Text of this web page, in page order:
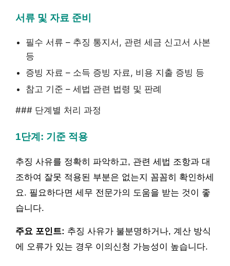
서류 및 자료 준비
필수 서류 – 추징 통지서, 관련 세금 신고서 사본
등
증빙 자료 – 소득 증빙 자료, 비용 지출 증빙 등
참고 기준 – 세법 관련 법령 및 판례
### 단계별 처리 과정
1단계: 기준 적용
추징 사유를 정확히 파악하고, 관련 세법 조항과 대
조하여 잘못 적용된 부분은 없는지 꼼꼼히 확인하세
요. 필요하다면 세무 전문가의 도움을 받는 것이 좋
습니다.
주요 포인트: 추징 사유가 불분명하거나, 계산 방식
에 오류가 있는 경우 이의신청 가능성이 높습니다.